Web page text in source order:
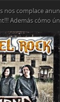
nos complace
Además cómo